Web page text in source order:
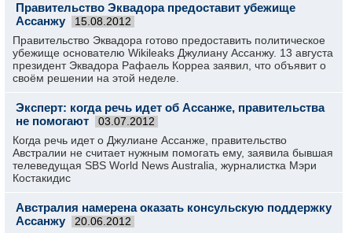
Правительство Эквадора предоставит убежище
Ассанжу
15.08.2012
Правительство Эквадора готово предоставить политическое
убежище основателю Wikileaks Джулиану Ассанжу. 13 августа
президент Эквадора Рафаель Корреа заявил, что объявит о
своём решении на этой неделе.
Эксперт: когда речь идет об Ассанже, правительства
не помогают
03.07.2012
Когда речь идет о Джулиане Ассанже, правительс­тво
Австралии не считает нужным помогать ему, заявила бывшая
телеведуща­я SBS World News Australia, журналистк­а Мэри
Костакидис­
Австралия намерена оказать консульскую поддержку
Ассанжу
20.06.2012